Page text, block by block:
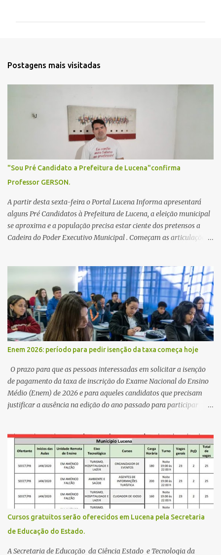
Postagens mais visitadas
"Sou Pré Candidato a Prefeitura de Lucena"confirma
Professor GERSON.
A partir desta sexta-feira o Portal Lucena Informa apresentará
alguns Pré Candidatos à Prefeitura de Lucena, a eleição municipal
se aproxima e a população precisa estar ciente dos pretensos a
Cadeira do Poder Executivo Municipal . Começam as articulações e
Bandeira Valcinete Araújo e Professor Gerson Andrade há
possibilidade de mais nomes aparecer , ficaremos no aguardo para
trazer mais informações. A primeira entrevista foi com o
inimaginável Gerson Andrade ,Professor da Rede Municipal
(efetivo), supervisor, Formado em Pedagogia e Biomedicina pela
UFPB. Leciona no Otto Illi, Gilberto Inácio, Ellinora Dornellas
,Escola Américo Falcão. Gerson nos contou que a idéia de disputar
a prefeitura veio de um sonho há 5 anos atrás, e também por
acreditar que o trabalho dos seus companheiros principalmente
da zona rural deve ser mais valorizado e que eles serão a Fortalez...
Enem 2026: período para pedir isenção da taxa começa hoje
O prazo para que as pessoas interessadas em solicitar a isenção
de pagamento da taxa de inscrição do Exame Nacional do Ensino
Médio (Enem) de 2026 e para aqueles candidatos que precisam
justificar a ausência na edição do ano passado para participar
eletrônico da Página do Participante do Enem com o login único
da plataforma de serviços digitais do governo federal, o Gov.br.
Direito de solicitar a isenção O Inep prevê a gratuidade na
inscrição do exame para os seguintes casos: · matriculados no 3º
ano do ensino médio em escola pública, em 2026; LEIA MAIS
Usina Cultural tem fim de semana com literatura, música e evento
solidário Governo da Paraíba empossa 1000 novos professores e
mais convocações devem ocorrer Volta às aulas 2026.1 da
Faculdade Três Marias marca início do semestre e matrículas
seguem abertas para novos alunos · es...
Cursos gratuitos serão oferecidos em Lucena pela Secretaria
de Educação do Estado.
A Secretaria de Educação da Ciência Estado e Tecnologia da